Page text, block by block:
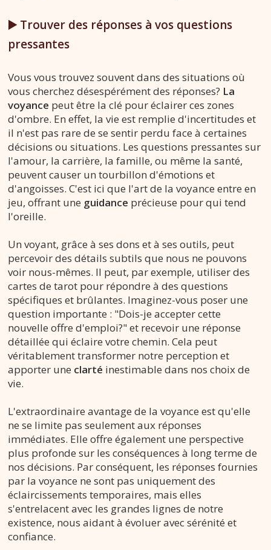
▶️ Trouver des réponses à vos questions
pressantes
Vous vous trouvez souvent dans des situations où
vous cherchez désespérément des réponses? La
voyance peut être la clé pour éclairer ces zones
d'ombre. En effet, la vie est remplie d'incertitudes et
il n'est pas rare de se sentir perdu face à certaines
décisions ou situations. Les questions pressantes sur
l'amour, la carrière, la famille, ou même la santé,
peuvent causer un tourbillon d'émotions et
d'angoisses. C'est ici que l'art de la voyance entre en
jeu, offrant une guidance précieuse pour qui tend
l'oreille.
Un voyant, grâce à ses dons et à ses outils, peut
percevoir des détails subtils que nous ne pouvons
voir nous-mêmes. Il peut, par exemple, utiliser des
cartes de tarot pour répondre à des questions
spécifiques et brûlantes. Imaginez-vous poser une
question importante : "Dois-je accepter cette
nouvelle offre d'emploi?" et recevoir une réponse
détaillée qui éclaire votre chemin. Cela peut
véritablement transformer notre perception et
apporter une clarté inestimable dans nos choix de
vie.
L'extraordinaire avantage de la voyance est qu'elle
ne se limite pas seulement aux réponses
immédiates. Elle offre également une perspective
plus profonde sur les conséquences à long terme de
nos décisions. Par conséquent, les réponses fournies
par la voyance ne sont pas uniquement des
éclaircissements temporaires, mais elles
s'entrelacent avec les grandes lignes de notre
existence, nous aidant à évoluer avec sérénité et
confiance.